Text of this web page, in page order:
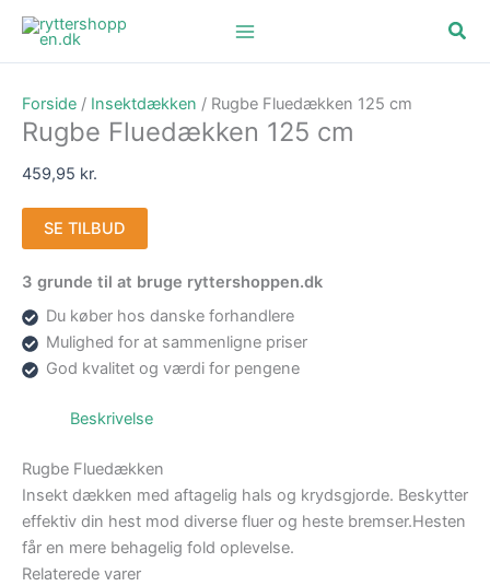
indholdet
Søg
Forside / Insektdækken / Rugbe Fluedækken 125 cm
Rugbe Fluedækken 125 cm
459,95 kr.
SE TILBUD
3 grunde til at bruge ryttershoppen.dk
Du køber hos danske forhandlere
Mulighed for at sammenligne priser
God kvalitet og værdi for pengene
Beskrivelse
Rugbe Fluedækken
Insekt dækken med aftagelig hals og krydsgjorde. Beskytter
effektiv din hest mod diverse fluer og heste bremser.Hesten
får en mere behagelig fold oplevelse.
Relaterede varer